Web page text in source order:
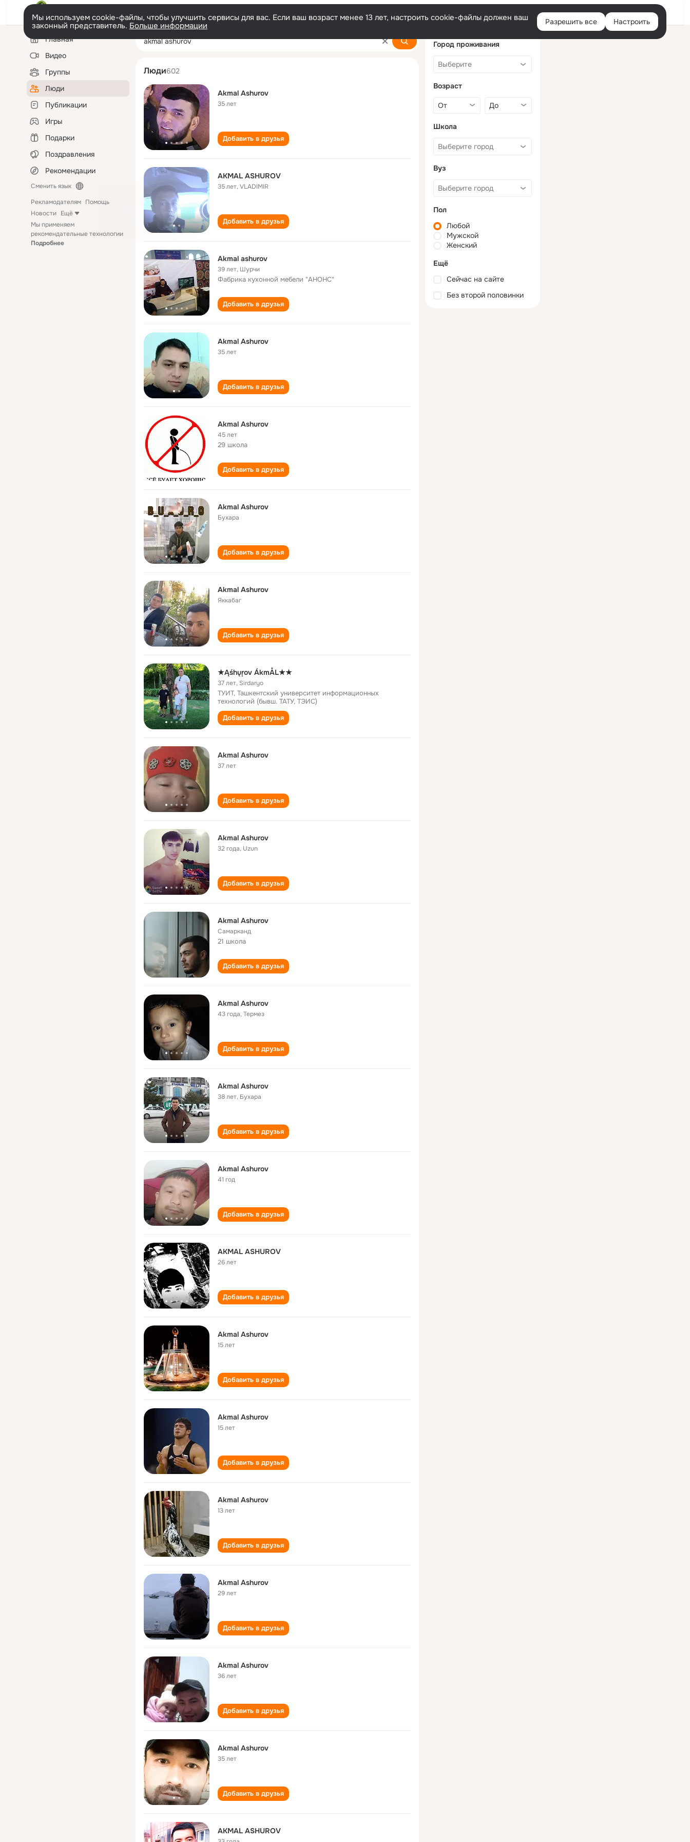
Войти
Мы используем cookie-файлы, чтобы улучшить сервисы для вас. Если ваш возраст менее 13 лет, настроить cookie-файлы должен ваш
законный представитель. Больше информации Разрешить все Настроить
Левая
колонкаГлавная
Видео
Группы
Люди
Публикации
Игры
Подарки
Поздравления
Рекомендации
Сменить язык
Рекламодателям Помощь
Новости Ещё
Мы применяем
рекомендательные технологии
Подробнее
akmal ashurov
Люди602
Akmal Ashurov
35 лет
Добавить в друзья
AKMAL ASHUROV
35 лет,VLADIMIR
Добавить в друзья
Akmal ashurov
39 лет, Шурчи
Фабрика кухонной мебели "АНОНС"
Добавить в друзья
Akmal Ashurov
35 лет
Добавить в друзья
Akmal Ashurov
45 лет
29 школа
Добавить в друзья
Akmal Ashurov
Бухара
Добавить в друзья
Akmal Ashurov
Яккабаг
Добавить в друзья
★Ąśhųŗov ÁkmÅL★★
37 лет, Sirdaryo
ТУИТ, Ташкентский университет информационных
технологий (бывш. ТАТУ, ТЭИС)
Добавить в друзья
Akmal Ashurov
37 лет
Добавить в друзья
Akmal Ashurov
32 года, Uzun
Добавить в друзья
Akmal Ashurov
Самарканд
21 школа
Добавить в друзья
Akmal Ashurov
43 года,Термез
Добавить в друзья
Akmal Ashurov
38 лет, Бухара
Добавить в друзья
Akmal Ashurov
41 год
Добавить в друзья
AKMAL ASHUROV
26 лет
Добавить в друзья
Akmal Ashurov
15 лет
Добавить в друзья
Akmal Ashurov
15 лет
Добавить в друзья
Akmal Ashurov
13 лет
Добавить в друзья
Akmal Ashurov
29 лет
Добавить в друзья
Akmal Ashurov
36 лет
Добавить в друзья
Akmal Ashurov
35 лет
Добавить в друзья
AKMAL ASHUROV
Город проживания
Возраст
Школа
Вуз
Пол
Любой
Мужской
Женский
Ещё
Сейчас на сайте
Без второй половинки